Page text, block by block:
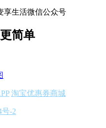
生活微信公众号
简单
淘宝优惠券商城
号-2